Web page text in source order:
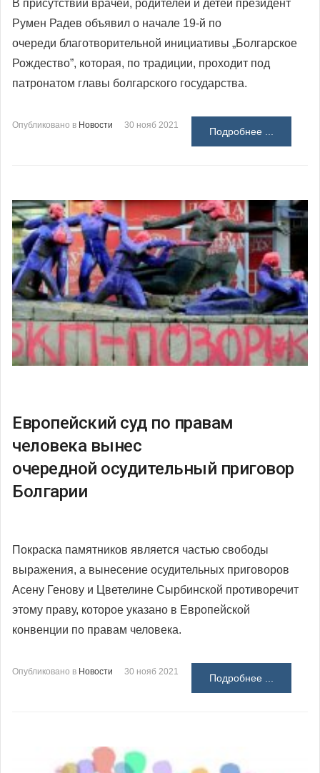
В присутствии врачей, родителей и детей президент
Румен Радев объявил о начале 19-й по
очереди благотворительной инициативы „Болгарское
Рождество”, которая, по традиции, проходит под
патронатом главы болгарского государства.
Опубликовано в Новости 30 нояб 2021
Подробнее ...
Европейский суд по правам
человека вынес
очередной осудительный приговор
Болгарии
Покраска памятников является частью свободы
выражения, а вынесение осудительных приговоров
Асену Генову и Цветелине Сырбинской противоречит
этому праву, которое указано в Европейской
конвенции по правам человека.
Опубликовано в Новости 30 нояб 2021
Подробнее ...